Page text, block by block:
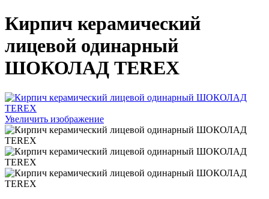
Кирпич керамический
лицевой одинарный
ШОКОЛАД TEREX
Увеличить изображение